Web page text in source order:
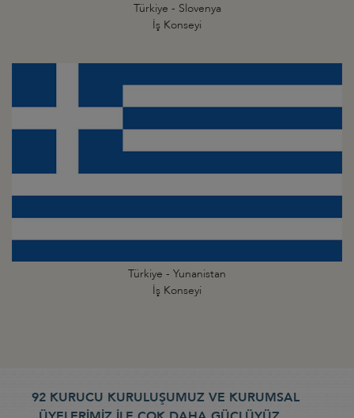
Türkiye - Slovenya
İş Konseyi
Türkiye - Yunanistan
İş Konseyi
92 KURUCU KURULUŞUMUZ VE KURUMSAL